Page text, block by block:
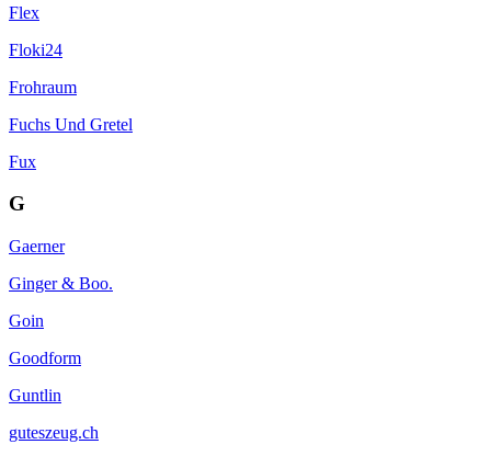
Flex
Floki24
Frohraum
Fuchs Und Gretel
Fux
G
Gaerner
Ginger & Boo.
Goin
Goodform
Guntlin
guteszeug.ch